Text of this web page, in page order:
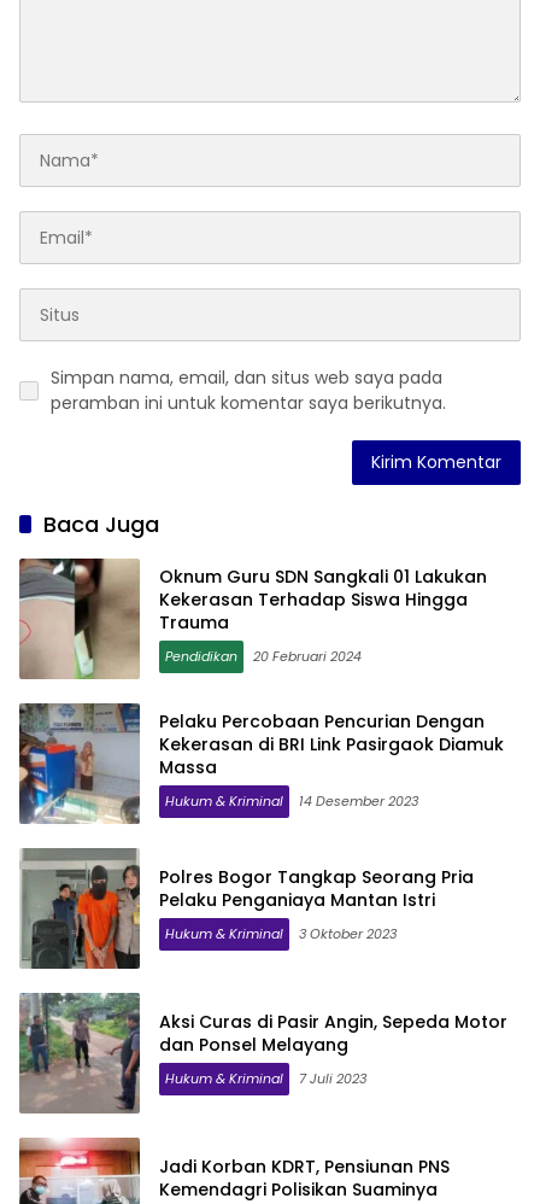
Simpan nama, email, dan situs web saya pada
peramban ini untuk komentar saya berikutnya.
Baca Juga
Oknum Guru SDN Sangkali 01 Lakukan
Kekerasan Terhadap Siswa Hingga
Trauma
Pendidikan 20 Februari 2024
Pelaku Percobaan Pencurian Dengan
Kekerasan di BRI Link Pasirgaok Diamuk
Massa
Hukum & Kriminal 14 Desember 2023
Polres Bogor Tangkap Seorang Pria
Pelaku Penganiaya Mantan Istri
Hukum & Kriminal 3 Oktober 2023
Aksi Curas di Pasir Angin, Sepeda Motor
dan Ponsel Melayang
Hukum & Kriminal 7 Juli 2023
Jadi Korban KDRT, Pensiunan PNS
Kemendagri Polisikan Suaminya